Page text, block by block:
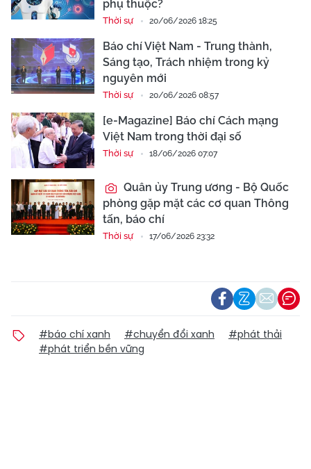
phụ thuộc?
Thời sự 20/06/2026 18:25
Báo chí Việt Nam - Trung thành,
Sáng tạo, Trách nhiệm trong kỷ
nguyên mới
Thời sự 20/06/2026 08:57
[e-Magazine] Báo chí Cách mạng
Việt Nam trong thời đại số
Thời sự 18/06/2026 07:07
Quân ủy Trung ương - Bộ Quốc
phòng gặp mặt các cơ quan Thông
tấn, báo chí
Thời sự 17/06/2026 23:32
#báo chí xanh #chuyển đổi xanh
#phát thải
#phát triển bền vững